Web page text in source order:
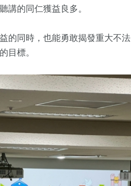
講的同仁獲益良多。
的同時，也能勇敢揭發重大不法
目標。